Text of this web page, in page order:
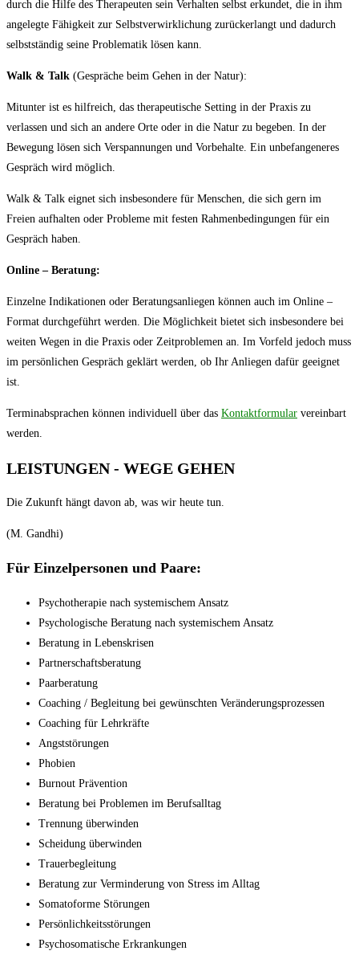
durch die Hilfe des Therapeuten sein Verhalten selbst erkundet, die in ihm
angelegte Fähigkeit zur Selbstverwirklichung zurückerlangt und dadurch
selbstständig seine Problematik lösen kann.
Walk & Talk (Gespräche beim Gehen in der Natur):
Mitunter ist es hilfreich, das therapeutische Setting in der Praxis zu
verlassen und sich an andere Orte oder in die Natur zu begeben. In der
Bewegung lösen sich Verspannungen und Vorbehalte. Ein unbefangeneres
Gespräch wird möglich.
Walk & Talk eignet sich insbesondere für Menschen, die sich gern im
Freien aufhalten oder Probleme mit festen Rahmenbedingungen für ein
Gespräch haben.
Online – Beratung:
Einzelne Indikationen oder Beratungsanliegen können auch im Online –
Format durchgeführt werden. Die Möglichkeit bietet sich insbesondere bei
weiten Wegen in die Praxis oder Zeitproblemen an. Im Vorfeld jedoch muss
im persönlichen Gespräch geklärt werden, ob Ihr Anliegen dafür geeignet
ist.
Terminabsprachen können individuell über das Kontaktformular vereinbart
werden.
LEISTUNGEN - WEGE GEHEN
Die Zukunft hängt davon ab, was wir heute tun.
(M. Gandhi)
Für Einzelpersonen und Paare:
Psychotherapie nach systemischem Ansatz
Psychologische Beratung nach systemischem Ansatz
Beratung in Lebenskrisen
Partnerschaftsberatung
Paarberatung
Coaching / Begleitung bei gewünschten Veränderungsprozessen
Coaching für Lehrkräfte
Angststörungen
Phobien
Burnout Prävention
Beratung bei Problemen im Berufsalltag
Trennung überwinden
Scheidung überwinden
Trauerbegleitung
Beratung zur Verminderung von Stress im Alltag
Somatoforme Störungen
Persönlichkeitsstörungen
Psychosomatische Erkrankungen